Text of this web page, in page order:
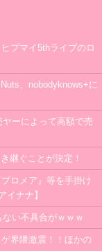
プマイ5thライブのロ
、nobodyknows+に
ーによって高額で売
継ぐことが決定！
ロメア』等を手掛け
イナナ】
い不具合がｗｗｗ
界隈激震！！ほかの